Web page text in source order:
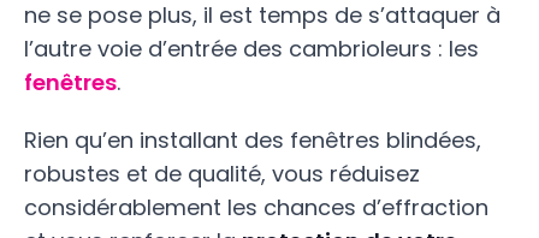
ne se pose plus, il est temps de s’attaquer à
l’autre voie d’entrée des cambrioleurs : les
fenêtres.
Rien qu’en installant des fenêtres blindées,
robustes et de qualité, vous réduisez
considérablement les chances d’effraction